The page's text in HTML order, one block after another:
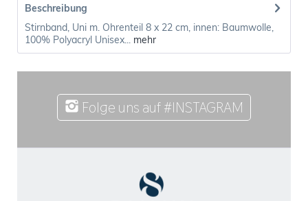
Beschreibung
Stirnband, Uni m. Ohrenteil 8 x 22 cm, innen: Baumwolle,
100% Polyacryl Unisex... mehr
Folge uns auf #INSTAGRAM